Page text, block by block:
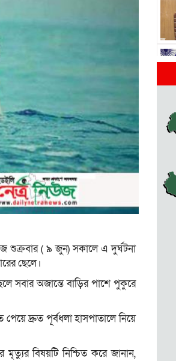
শুক্রবার ( ৯ জুন) সকালে এ দুর্ঘটনা
ছেলে।
সবার অজান্তে বাড়ির পাশে পুকুরে
দ্রুত পূর্বধলা হাসপাতালে নিয়ে
বিষয়টি নিশ্চিত করে জানান,